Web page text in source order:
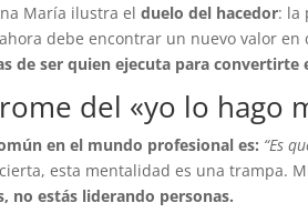
María ilustra elduelo del hacedor: la
debe encontrar un nuevo valor
de ser quien ejecuta para convertirte
del «yo lo hago
en el mundo profesional es: “Es
esta mentalidad es una trampa.
no estás liderando personas.